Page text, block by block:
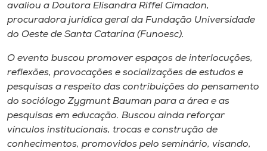
avaliou a Doutora Elisandra Riffel Cimadon,
procuradora jurídica geral da Fundação Universidade
do Oeste de Santa Catarina (Funoesc).
O evento buscou promover espaços de interlocuções,
reflexões, provocações e socializações de estudos e
pesquisas a respeito das contribuições do pensamento
do sociólogo Zygmunt Bauman para a área e as
pesquisas em educação. Buscou ainda reforçar
vínculos institucionais, trocas e construção de
conhecimentos, promovidos pelo seminário, visando,